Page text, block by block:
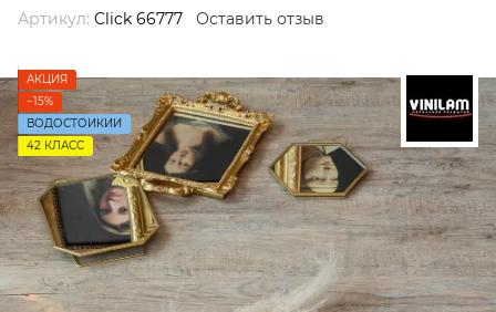
Артикул: Click 66777 Оставить отзыв
АКЦИЯ
−15%
ВОДОСТОЙКИЙ
42 КЛАСC